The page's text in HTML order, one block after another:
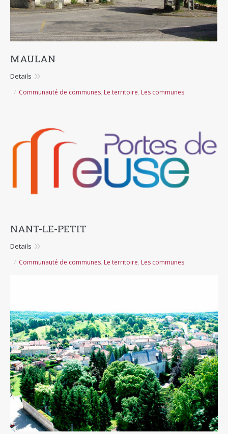
MAULAN
Details
Communauté de communes, Le territoire, Les communes
NANT-LE-PETIT
Details
Communauté de communes, Le territoire, Les communes